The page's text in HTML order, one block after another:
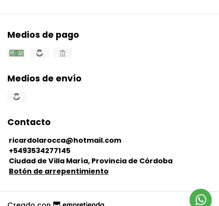
Medios de pago
Medios de envío
Contacto
ricardolarocca@hotmail.com
+5493534277145
Ciudad de Villa María, Provincia de Córdoba
Botón de arrepentimiento